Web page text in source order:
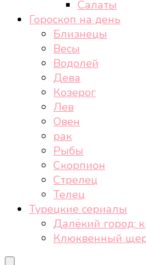
Салаты
Гороскоп на день
Близнецы
Весы
Водолей
Дева
Козерог
Лев
Овен
рак
Рыбы
Скорпион
Стрелец
Телец
Турецкие сериалы
Далёкий город:
Клюквенный